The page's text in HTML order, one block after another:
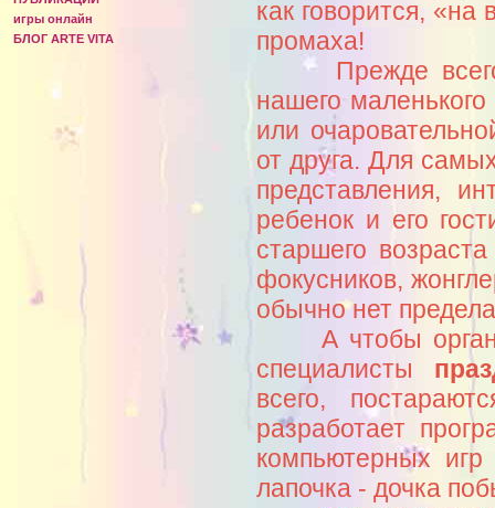
игры онлайн
БЛОГ ARTE VITA
как говорится,
промаха!
Прежде всего,
нашего
или
от друга. Для
представления,
ребенок и его
старшего
фокусников,
обычно нет
А чтобы
специалисты
всего,
разработает
компьютерных
лапочка - дочка